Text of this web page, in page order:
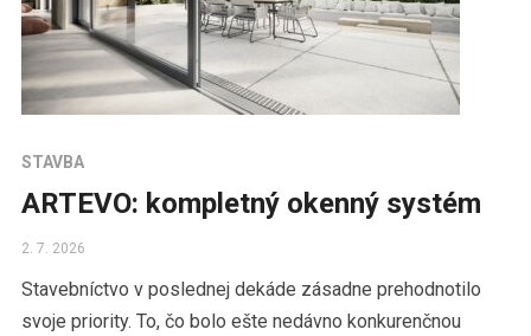
STAVBA
ARTEVO: kompletný okenný systém
2. 7. 2026
Stavebníctvo v poslednej dekáde zásadne prehodnotilo
svoje priority. To, čo bolo ešte nedávno konkurenčnou